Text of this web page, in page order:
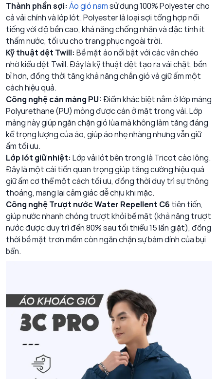
Thành phần sợi: Áo gió namsử dụng 100% Polyester cho
cả vải chính và lớp lót. Polyester là loại sợi tổng hợp nổi
tiếng với độ bền cao, khả năng chống nhăn và đặc tính ít
thấm nước, tối ưu cho trang phục ngoài trời.
Kỹ thuật dệt Twill: Bề mặt áo nổi bật với các vân chéo
nhờ kiểu dệt Twill. Đây là kỹ thuật dệt tạo ra vải chặt, bền
bỉ hơn, đồng thời tăng khả năng chắn gió và giữ ấm một
cách hiệu quả.
Công nghệ cán màng PU: Điểm khác biệt nằm ở lớp màng
Polyurethane (PU) mỏng được cán ở mặt trong vải. Lớp
màng này giúp ngăn chặn gió lùa mà không làm tăng đáng
kể trọng lượng của áo, giúp áo nhẹ nhàng nhưng vẫn giữ
ấm tối ưu.
Lớp lót giữ nhiệt: Lớp vải lót bên trong là Tricot cào lông.
Đây là một cải tiến quan trọng giúp tăng cường hiệu quả
giữ ấm cơ thể một cách tối ưu, đồng thời duy trì sự thông
thoáng, mang lại cảm giác dễ chịu khi mặc.
Công nghệ Trượt nước Water Repellent C6 tiên tiến,
giúp nước nhanh chóng trượt khỏi bề mặt (khả năng trượt
nước được duy trì đến 80% sau tối thiểu 15 lần giặt), đồng
thời bề mặt trơn mềm còn ngăn chặn sự bám dính của bụi
bẩn.